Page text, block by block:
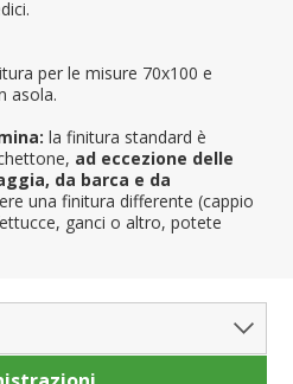
per le misure 70x100 e
asola.
la finitura standard è
ad eccezione delle
da barca e da
una finitura differente (cappio
ganci o altro, potete